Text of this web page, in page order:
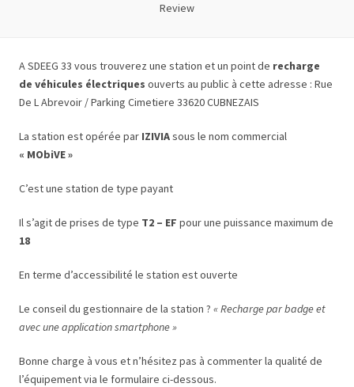
Review
A SDEEG 33 vous trouverez une station et un point de recharge
de véhicules électriques ouverts au public à cette adresse : Rue
De L Abrevoir / Parking Cimetiere 33620 CUBNEZAIS
La station est opérée par IZIVIAsous le nom commercial
« MObiVE »
C’est une station de type payant
Il s’agit de prises de type T2 – EF pour une puissance maximum de
18
En terme d’accessibilité le station est ouverte
Le conseil du gestionnaire de la station ? « Recharge par badge et
avec une application smartphone »
Bonne charge à vous et n’hésitez pas à commenter la qualité de
l’équipement via le formulaire ci-dessous.